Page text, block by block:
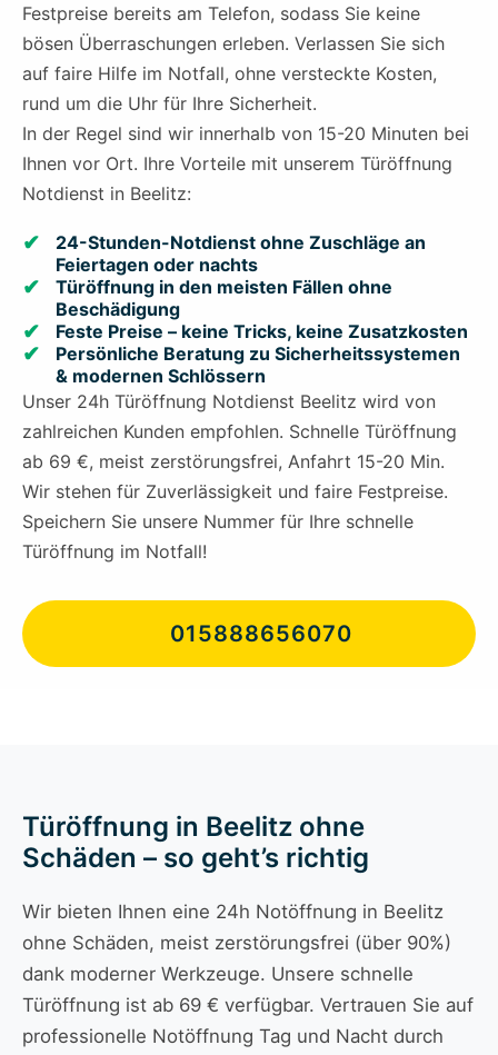
Festpreise bereits am Telefon, sodass Sie keine
bösen Überraschungen erleben. Verlassen Sie sich
auf faire Hilfe im Notfall, ohne versteckte Kosten,
rund um die Uhr für Ihre Sicherheit.
In der Regel sind wir innerhalb von 15-20 Minuten bei
Ihnen vor Ort. Ihre Vorteile mit unserem Türöffnung
Notdienst in Beelitz:
24-Stunden-Notdienst ohne Zuschläge an
Feiertagen oder nachts
Türöffnung in den meisten Fällen ohne
Beschädigung
Feste Preise – keine Tricks, keine Zusatzkosten
Persönliche Beratung zu Sicherheitssystemen
& modernen Schlössern
Unser 24h Türöffnung Notdienst Beelitz wird von
zahlreichen Kunden empfohlen. Schnelle Türöffnung
ab 69 €, meist zerstörungsfrei, Anfahrt 15-20 Min.
Wir stehen für Zuverlässigkeit und faire Festpreise.
Speichern Sie unsere Nummer für Ihre schnelle
Türöffnung im Notfall!
015888656070
Türöffnung in Beelitz ohne
Schäden – so geht’s richtig
Wir bieten Ihnen eine 24h Notöffnung in Beelitz
ohne Schäden, meist zerstörungsfrei (über 90%)
dank moderner Werkzeuge. Unsere schnelle
Türöffnung ist ab 69 € verfügbar. Vertrauen Sie auf
professionelle Notöffnung Tag und Nacht durch